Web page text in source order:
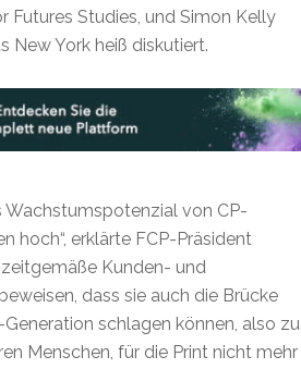
Futures Studies, und Simon Kelly
New York heiß diskutiert.
Wachstumspotenzial von CP-
hoch“, erklärte FCP-Präsident
Kunden- und
dass sie auch die Brücke
schlagen können, also zu
Menschen, für die Print nicht mehr